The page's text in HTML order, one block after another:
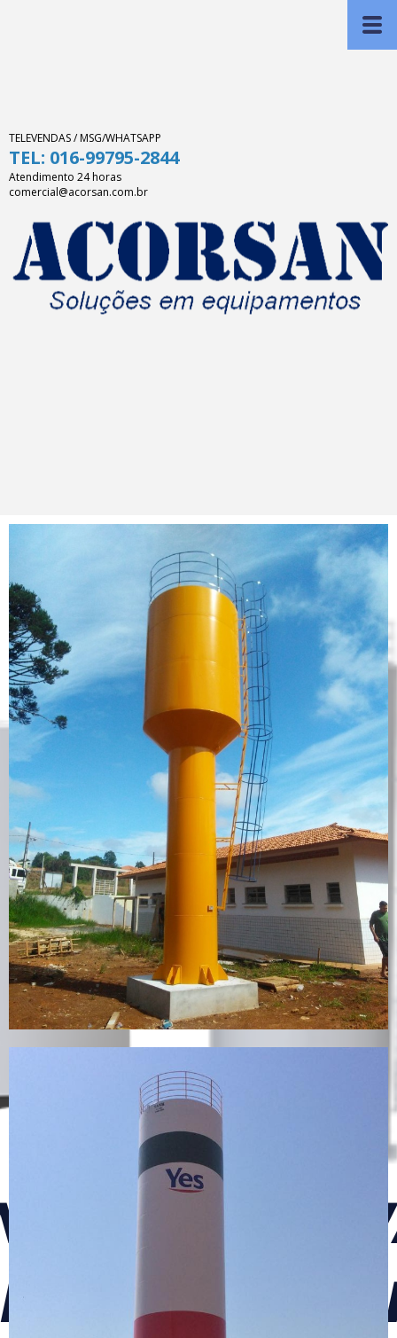
TELEVENDAS / MSG/WHATSAPP
TEL: 016-99795-2844
Atendimento 24 horas
comercial@acorsan.com.br